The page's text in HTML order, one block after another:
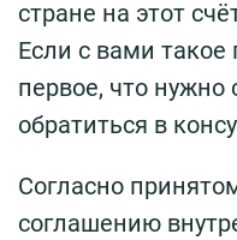
стране на этот
Если с вами
первое, что нужно
обратиться в
Согласно
соглашению